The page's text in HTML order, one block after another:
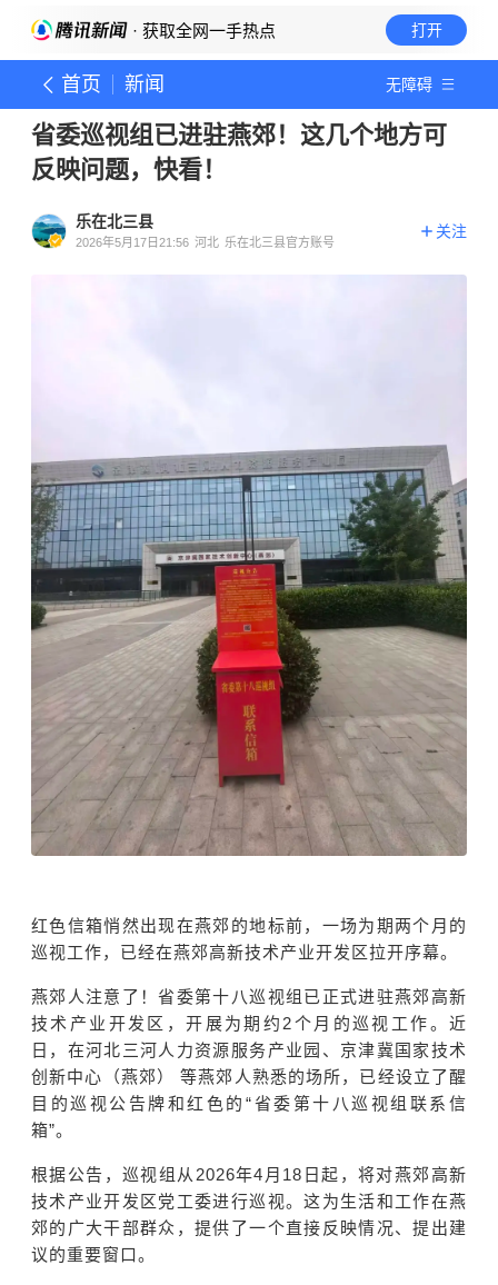
· 获取全网一手热点 打开
首页 新闻 无障碍
省委巡视组已进驻燕郊！这几个地方可
反映问题，快看！
乐在北三县
2026年5月17日21:56 河北 乐在北三县官方账号
关注
红色信箱悄然出现在燕郊的地标前，一场为期两个月的
巡视工作，已经在燕郊高新技术产业开发区拉开序幕。
燕郊人注意了！省委第十八巡视组已正式进驻燕郊高新
技术产业开发区，开展为期约2个月的巡视工作。近
日，在河北三河人力资源服务产业园、京津冀国家技术
创新中心（燕郊） 等燕郊人熟悉的场所，已经设立了醒
目的巡视公告牌和红色的“省委第十八巡视组联系信
箱”。
根据公告，巡视组从2026年4月18日起，将对燕郊高新
技术产业开发区党工委进行巡视。这为生活和工作在燕
郊的广大干部群众，提供了一个直接反映情况、提出建
议的重要窗口。